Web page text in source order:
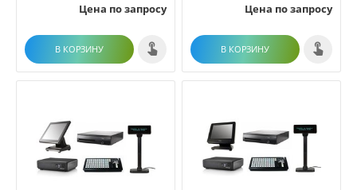
Цена по запросу
В КОРЗИНУ
Цена по запросу
В КОРЗИНУ